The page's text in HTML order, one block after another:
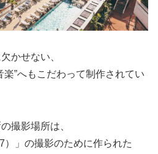
かせない、
楽”へもこだわって制作されてい
撮影場所は、
）」の撮影のために作られた